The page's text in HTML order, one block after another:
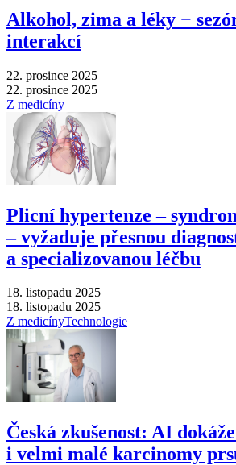
Alkohol, zima a léky −⁠
interakcí
22. prosince 2025
22. prosince 2025
Z medicíny
Plicní hypertenze –⁠
–⁠ vyžaduje přesnou
a specializovanou léčbu
18. listopadu 2025
18. listopadu 2025
Z medicínyTechnologie
Česká zkušenost: AI
i velmi malé karcinomy